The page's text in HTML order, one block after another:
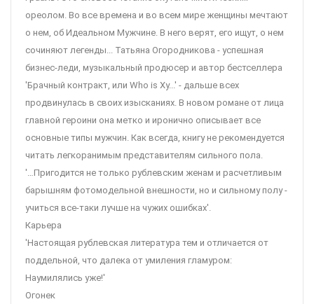
ореолом. Во все времена и во всем мире женщины мечтают
о нем, об Идеальном Мужчине. В него верят, его ищут, о нем
сочиняют легенды... Татьяна Огородникова - успешная
бизнес-леди, музыкальный продюсер и автор бестселлера
'Брачный контракт, или Who is Xy...' - дальше всех
продвинулась в своих изысканиях. В новом романе от лица
главной героини она метко и иронично описывает все
основные типы мужчин. Как всегда, книгу не рекомендуется
читать легкоранимым представителям сильного пола.
'…Пригодится не только рублевским женам и расчетливым
барышням фотомодельной внешности, но и сильному полу -
учиться все-таки лучше на чужих ошибках'.
Карьера
'Настоящая рублевская литература тем и отличается от
поддельной, что далека от умиления гламуром:
Наумилялись уже!'
Огонек